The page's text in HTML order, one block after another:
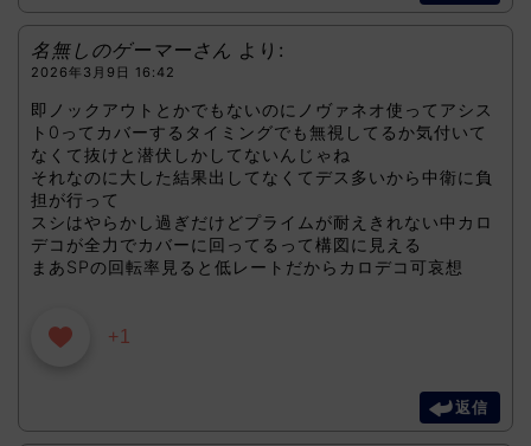
名無しのゲーマーさん より:
2026年3月9日 16:42
即ノックアウトとかでもないのにノヴァネオ使ってアシス
ト0ってカバーするタイミングでも無視してるか気付いて
なくて抜けと潜伏しかしてないんじゃね
それなのに大した結果出してなくてデス多いから中衛に負
担が行って
スシはやらかし過ぎだけどプライムが耐えきれない中カロ
デコが全力でカバーに回ってるって構図に見える
まあSPの回転率見ると低レートだからカロデコ可哀想
+1
返信